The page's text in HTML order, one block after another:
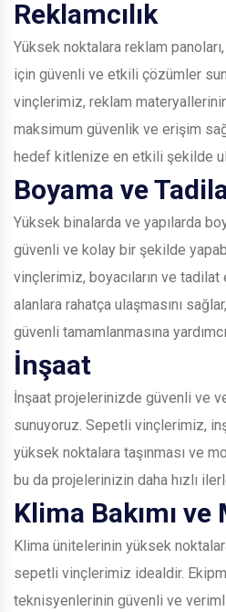
Reklamcılık
Yüksek noktalara reklam
için güvenli ve etkili çözümler
vinçlerimiz, reklam
maksimum güvenlik ve erişim
hedef kitlenize en etkili şekilde
Boyama ve
Yüksek binalarda ve yapılarda
güvenli ve kolay bir şekilde
vinçlerimiz, boyacıların ve
alanlara rahatça ulaşmasını
güvenli tamamlanmasına
İnşaat
İnşaat projelerinizde güvenli ve
sunuyoruz. Sepetli vinçlerimiz,
yüksek noktalara taşınması ve
bu da projelerinizin daha hızlı
Klima Bakımı
Klima ünitelerinin yüksek
sepetli vinçlerimiz idealdir.
teknisyenlerinin güvenli ve